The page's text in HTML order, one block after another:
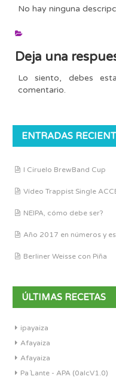
No hay ninguna
Deja una
Lo siento, debes
comentario.
ENTRADAS
I Ciruelo BrewBand Cup
Vídeo Trappist Single
NEIPA, cómo debe ser?
Año 2017 en números y
Berliner Weisse con Piña
ÚLTIMAS RECETAS
ipayaiza
Afayaiza
Afayaiza
Pa´Lante - APA (0alcV1.0)